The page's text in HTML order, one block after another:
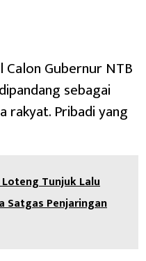
Calon Gubernur NTB
sebagai
rakyat. Pribadi yang
Tunjuk Lalu
Satgas Penjaringan